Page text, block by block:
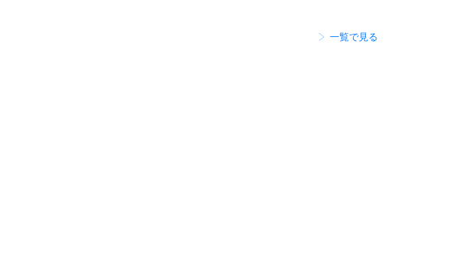
一覧で見る